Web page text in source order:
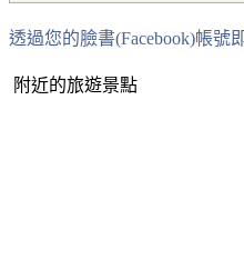
透過您的臉書(Facebook)帳號
附近的旅遊景點